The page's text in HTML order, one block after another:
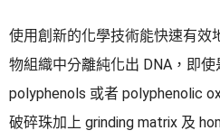
使用創新的化學技術能快速有效
物組織中分離純化出 DNA，即使
polyphenols 或者 polyphenolic
破碎珠加上 grinding matrix 及